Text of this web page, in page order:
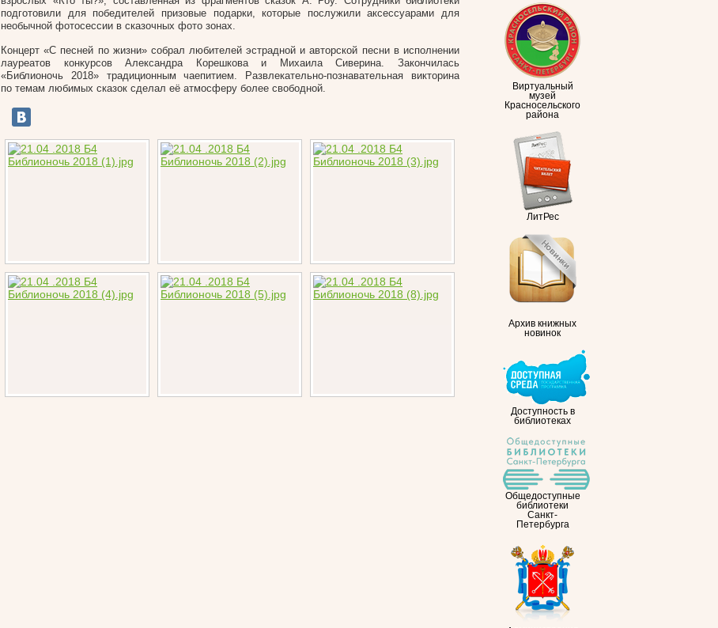
Виртуальный
музей
Красносельского
района
ЛитРес
Архив книжных
новинок
Доступность в
библиотеках
Общедоступные
библиотеки
Санкт-
Петербурга
подготовили для победителей призовые подарки, которые послужили аксессуарами для
необычной фотосессии в сказочных фото зонах.
Концерт «С песней по жизни» собрал любителей эстрадной и авторской песни в исполнении
лауреатов конкурсов Александра Корешкова и Михаила Сиверина. Закончилась
«Библионочь 2018» традиционным чаепитием. Развлекательно-познавательная викторина
по темам любимых сказок сделал её атмосферу более свободной.